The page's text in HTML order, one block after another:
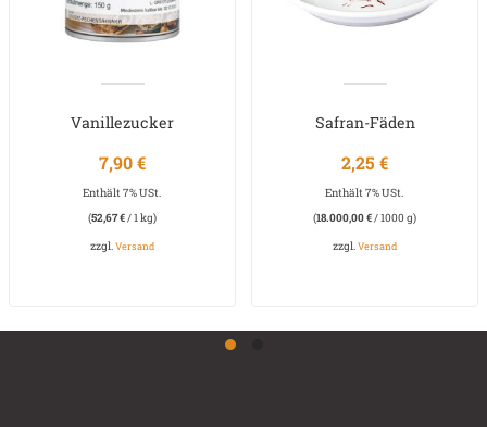
Vanillezucker
7,90€
Enthält 7% USt.
(52,67€/ 1 kg)
zzgl.Versand
Safran-Fäden
2,25 €
Enthält 7% USt.
(18.000,00€/ 1000 g)
zzgl.Versand